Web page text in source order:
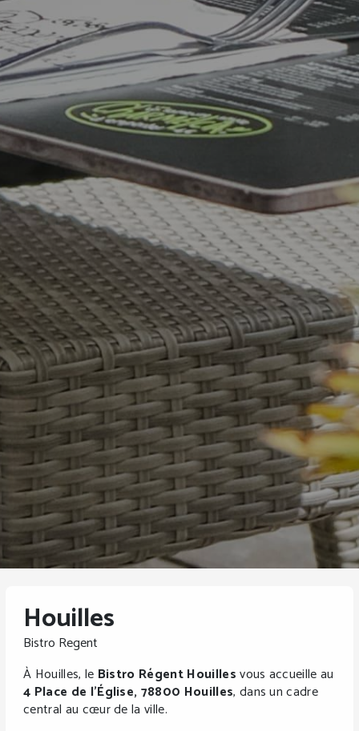
Houilles
Bistro Regent
À Houilles, le Bistro Régent Houillesvous accueille au
4 Place de l’Église, 78800 Houilles, dans un cadre
central au cœur de la ville.